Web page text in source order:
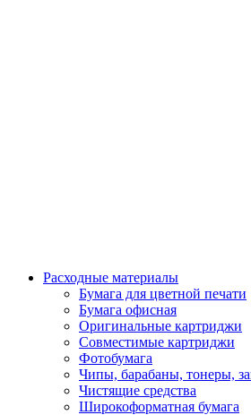
Расходные материалы
Бумага для цветной печати
Бумага офисная
Оригинальные картриджи
Совместимые картриджи
Фотобумага
Чипы, барабаны, тонеры,
Чистящие средства
Широкоформатная бумага